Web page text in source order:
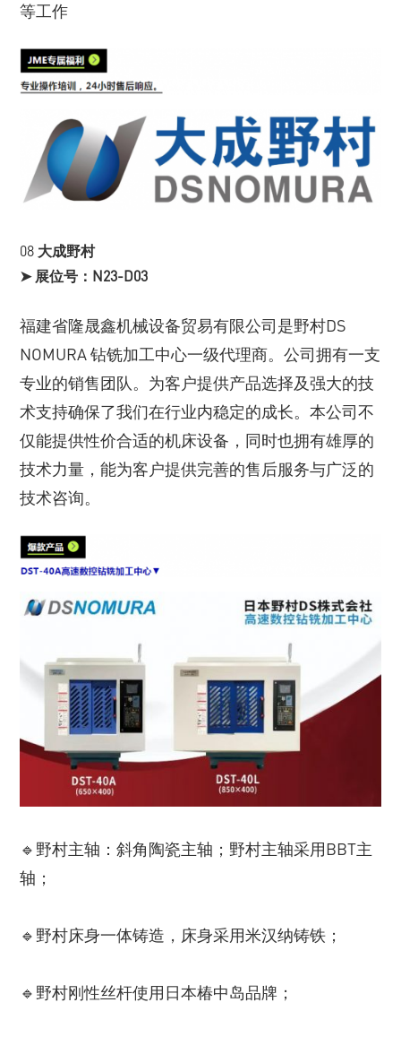
等工作
08 大成野村
➤ 展位号：N23-D03
福建省隆晟鑫机械设备贸易有限公司是野村DS
NOMURA 钻铣加工中心一级代理商。公司拥有一支
专业的销售团队。为客户提供产品选择及强大的技
术支持确保了我们在行业内稳定的成长。本公司不
仅能提供性价合适的机床设备，同时也拥有雄厚的
技术力量，能为客户提供完善的售后服务与广泛的
技术咨询。
🔹野村主轴：斜角陶瓷主轴；野村主轴采用BBT主
轴；
🔹野村床身一体铸造，床身采用米汉纳铸铁；
🔹野村刚性丝杆使用日本椿中岛品牌；